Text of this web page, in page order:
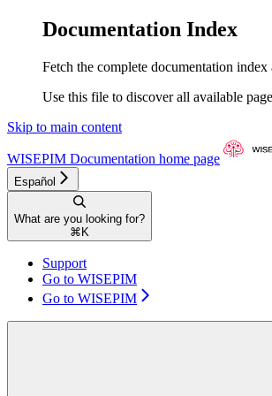
Documentation Index
Fetch the complete documentation index
Use this file to discover all available
Skip to main content
WISEPIM Documentation home page
Español
What are you looking for?
⌘ K
Support
Go to WISEPIM
Go to WISEPIM